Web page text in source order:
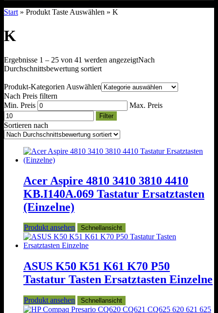
Start » Produkt Taste Auswählen » K
K
Ergebnisse 1 – 25 von 41 werden angezeigtNach
Durchschnittsbewertung sortiert
Produkt-Kategorien Auswählen
Nach Preis filtern
Min. Preis
Max. Preis
Filter
Sortieren nach
Acer Aspire 4810 3410 3810 4410
KB.I140A.069 Tastatur Ersatztasten
(Einzelne)
Produkt ansehen Schnellansicht
ASUS K50 K51 K61 K70 P50
Tastatur Tasten Ersatztasten Einzelne
Produkt ansehen Schnellansicht